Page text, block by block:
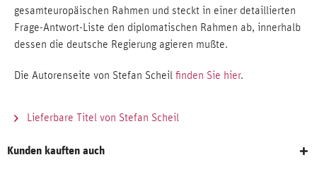
gesamteuropäischen Rahmen und steckt in einer detaillierten
Frage-Antwort-Liste den diplomatischen Rahmen ab, innerhalb
dessen die deutsche Regierung agieren mußte.
Die Autorenseite von Stefan Scheil finden Sie hier.
Lieferbare Titel von Stefan Scheil
Kunden kauften auch